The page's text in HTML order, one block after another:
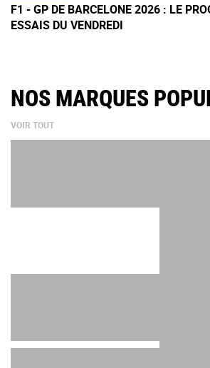
F1 - GP DE BARCELONE 2026 : LE
ESSAIS DU VENDREDI
NOS MARQUES
VOIR TOUT